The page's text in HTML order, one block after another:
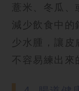
薏米、冬瓜、
減少飲食中的
少水腫，讓
不容易練出來